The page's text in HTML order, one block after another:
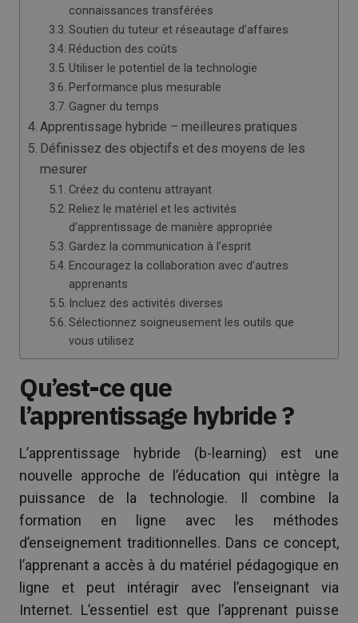
connaissances transférées
Soutien du tuteur et réseautage d’affaires
Réduction des coûts
Utiliser le potentiel de la technologie
Performance plus mesurable
Gagner du temps
Apprentissage hybride – meilleures pratiques
Définissez des objectifs et des moyens de les
mesurer
Créez du contenu attrayant
Reliez le matériel et les activités
d’apprentissage de manière appropriée
Gardez la communication à l’esprit
Encouragez la collaboration avec d’autres
apprenants
Incluez des activités diverses
Sélectionnez soigneusement les outils que
vous utilisez
Qu’est-ce que
l’apprentissage hybride ?
L’apprentissage hybride (b-learning) est une
nouvelle approche de l’éducation qui intègre la
puissance de la technologie. Il combine la
formation en ligne avec les méthodes
d’enseignement traditionnelles. Dans ce concept,
l’apprenant a accès à du matériel pédagogique en
ligne et peut intéragir avec l’enseignant via
Internet. L’essentiel est que l’apprenant puisse